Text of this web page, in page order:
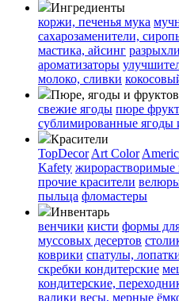
Ингредиенты
коржи, печенья мука
сахарозаменители,
мастика, айсинг
ароматизаторы
молоко, сливки
Пюре, ягоды и
свежие ягоды пюре
сублимированные ягоды
Красители
TopDecor Art Color
Kafety жирорастворимые
прочие красители
пыльца фломастеры
Инвентарь
венчики кисти формы
муссовых десертов
коврики cпатулы,
скребки кондитерские
кондитерские,
валики весы, мерные